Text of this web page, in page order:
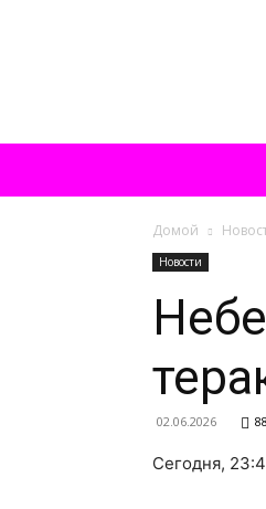
Домой
Новости
02.06.2026 88
Сегодня,